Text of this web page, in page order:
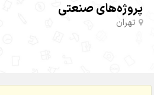
پروژه‌های صنعتی
تهران